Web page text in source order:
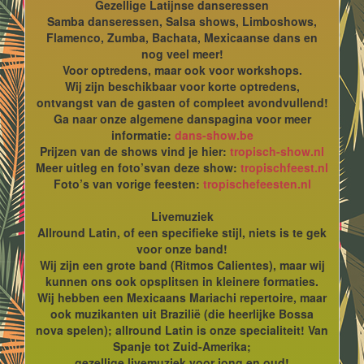
Gezellige Latijnse danseressen
Samba danseressen, Salsa shows, Limboshows,
Flamenco, Zumba, Bachata, Mexicaanse dans en
nog veel meer!
Voor optredens, maar ook voor workshops.
Wij zijn beschikbaar voor korte optredens,
ontvangst van de gasten of compleet avondvullend!
Ga naar onze algemene danspagina voor meer
informatie: dans-show.be
Prijzen van de shows vind je hier: tropisch-show.nl
Meer uitleg en foto’svan deze show: tropischfeest.nl
Foto’s van vorige feesten: tropischefeesten.nl
Livemuziek
Allround Latin, of een specifieke stijl, niets is te gek
voor onze band!
Wij zijn een grote band (Ritmos Calientes), maar wij
kunnen ons ook opsplitsen in kleinere formaties.
Wij hebben een Mexicaans Mariachi repertoire, maar
ook muzikanten uit Brazilië (die heerlijke Bossa
nova spelen); allround Latin is onze specialiteit! Van
Spanje tot Zuid-Amerika;